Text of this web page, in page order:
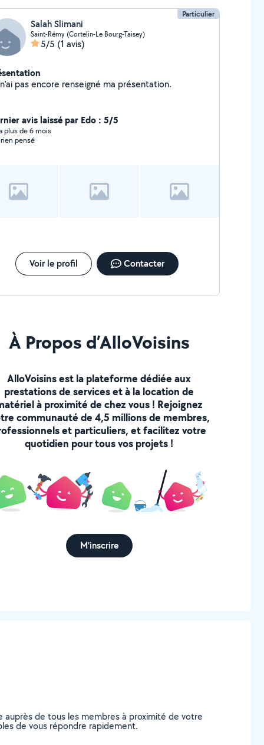
Particulier
Salah Slimani
Saint-Rémy (Cortelin-Le Bourg-Taisey)
5/5 (1 avis)
Je n'ai pas encore renseigné ma présentation.
avis laissé par Edo : 5/5
plus de 6 mois
pensé
Voir le profil Contacter
À Propos d’AlloVoisins
AlloVoisins est la plateforme dédiée aux
prestations de services et à la location de
à proximité de chez vous ! Rejoignez
communauté de 4,5 millions de membres,
et particuliers, et facilitez votre
quotidien pour tous vos projets !
M'inscrire
auprès de tous les membres à proximité de votre
de vous répondre rapidement.